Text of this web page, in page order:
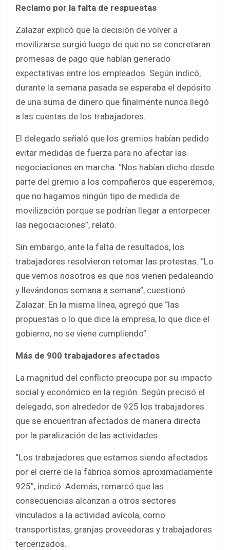
Reclamo por la falta de respuestas
Zalazar explicó que la decisión de volver a
movilizarse surgió luego de que no se concretaran
promesas de pago que habían generado
expectativas entre los empleados. Según indicó,
durante la semana pasada se esperaba el depósito
de una suma de dinero que finalmente nunca llegó
a las cuentas de los trabajadores.
El delegado señaló que los gremios habían pedido
evitar medidas de fuerza para no afectar las
negociaciones en marcha. “Nos habían dicho desde
parte del gremio a los compañeros que esperemos,
que no hagamos ningún tipo de medida de
movilización porque se podrían llegar a entorpecer
las negociaciones”, relató.
Sin embargo, ante la falta de resultados, los
trabajadores resolvieron retomar las protestas. “Lo
que vemos nosotros es que nos vienen pedaleando
y llevándonos semana a semana”, cuestionó
Zalazar. En la misma línea, agregó que “las
propuestas o lo que dice la empresa, lo que dice el
gobierno, no se viene cumpliendo”.
Más de 900 trabajadores afectados
La magnitud del conflicto preocupa por su impacto
social y económico en la región. Según precisó el
delegado, son alrededor de 925 los trabajadores
que se encuentran afectados de manera directa
por la paralización de las actividades.
“Los trabajadores que estamos siendo afectados
por el cierre de la fábrica somos aproximadamente
925”, indicó. Además, remarcó que las
consecuencias alcanzan a otros sectores
vinculados a la actividad avícola, como
transportistas, granjas proveedoras y trabajadores
tercerizados.